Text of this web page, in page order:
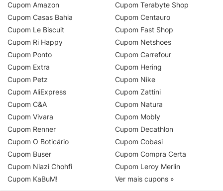
Cupom Amazon
Cupom Casas Bahia
Cupom Le Biscuit
Cupom Ri Happy
Cupom Ponto
Cupom Extra
Cupom Petz
Cupom AliExpress
Cupom C&A
Cupom Vivara
Cupom Renner
Cupom O Boticário
Cupom Buser
Cupom Niazi Chohfi
Cupom KaBuM!
Cupom Terabyte Shop
Cupom Centauro
Cupom Fast Shop
Cupom Netshoes
Cupom Carrefour
Cupom Hering
Cupom Nike
Cupom Zattini
Cupom Natura
Cupom Mobly
Cupom Decathlon
Cupom Cobasi
Cupom Compra Certa
Cupom Leroy Merlin
Ver mais cupons »